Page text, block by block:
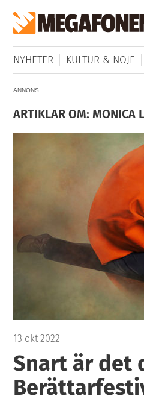
NYHETER KULTUR & NÖJE
ANNONS
ARTIKLAR OM: MONICA
13 okt 2022
Snart är det